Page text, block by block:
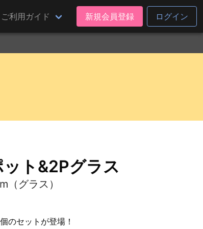
ご利用ガイド 新規会員登録 ログイン
ット&2Pグラス
グラス）
のセットが登場！